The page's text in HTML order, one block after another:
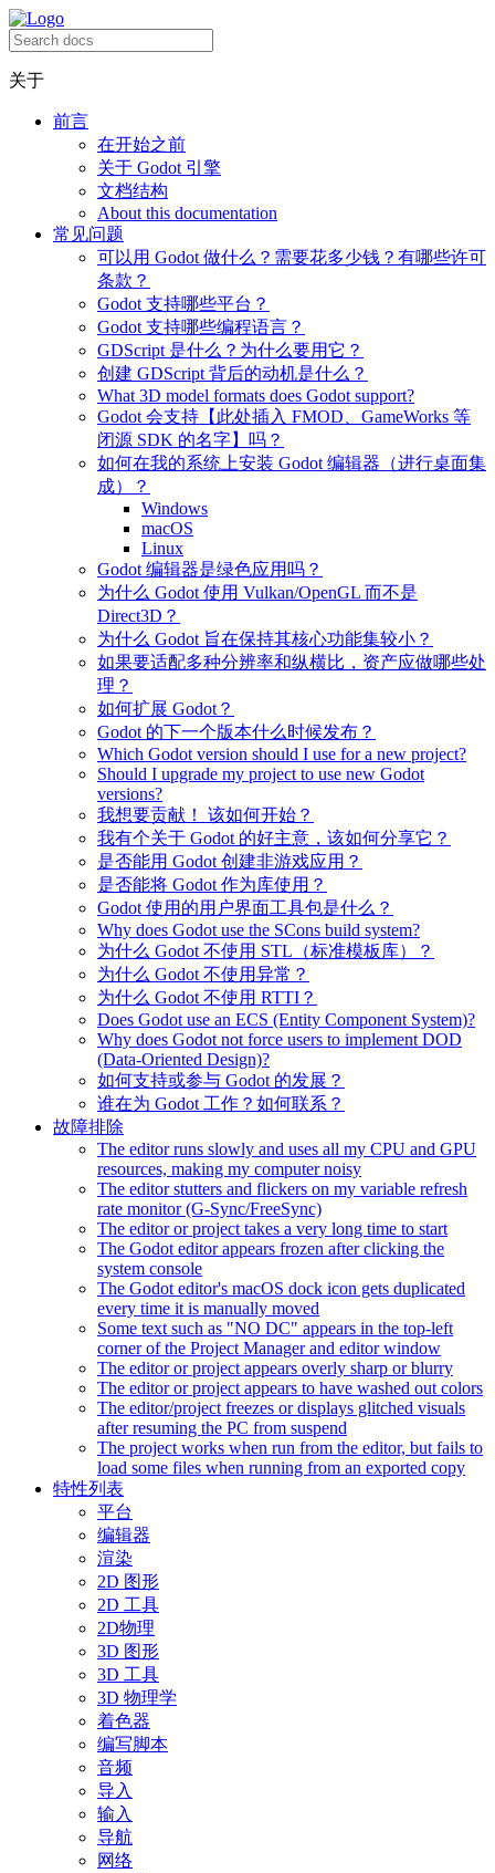
关于
前言
在开始之前
关于 Godot 引擎
文档结构
About this documentation
常见问题
可以用 Godot 做什么？需要花多少钱？有哪些许可
条款？
Godot 支持哪些平台？
Godot 支持哪些编程语言？
GDScript 是什么？为什么要用它？
创建 GDScript 背后的动机是什么？
What 3D model formats does Godot support?
Godot 会支持【此处插入 FMOD、GameWorks 等
闭源 SDK 的名字】吗？
如何在我的系统上安装 Godot 编辑器（进行桌面集
成）？
Windows
macOS
Linux
Godot 编辑器是绿色应用吗？
为什么 Godot 使用 Vulkan/OpenGL 而不是
Direct3D？
为什么 Godot 旨在保持其核心功能集较小？
如果要适配多种分辨率和纵横比，资产应做哪些处
理？
如何扩展 Godot？
Godot 的下一个版本什么时候发布？
Which Godot version should I use for a new project?
Should I upgrade my project to use new Godot
versions?
我想要贡献！ 该如何开始？
我有个关于 Godot 的好主意，该如何分享它？
是否能用 Godot 创建非游戏应用？
是否能将 Godot 作为库使用？
Godot 使用的用户界面工具包是什么？
Why does Godot use the SCons build system?
为什么 Godot 不使用 STL（标准模板库）？
为什么 Godot 不使用异常？
为什么 Godot 不使用 RTTI？
Does Godot use an ECS (Entity Component System)?
Why does Godot not force users to implement DOD
(Data-Oriented Design)?
如何支持或参与 Godot 的发展？
谁在为 Godot 工作？如何联系？
故障排除
The editor runs slowly and uses all my CPU and GPU
resources, making my computer noisy
The editor stutters and flickers on my variable refresh
rate monitor (G-Sync/FreeSync)
The editor or project takes a very long time to start
The Godot editor appears frozen after clicking the
system console
The Godot editor's macOS dock icon gets duplicated
every time it is manually moved
Some text such as "NO DC" appears in the top-left
corner of the Project Manager and editor window
The editor or project appears overly sharp or blurry
The editor or project appears to have washed out colors
The editor/project freezes or displays glitched visuals
after resuming the PC from suspend
The project works when run from the editor, but fails to
load some files when running from an exported copy
特性列表
平台
编辑器
渲染
2D 图形
2D 工具
2D物理
3D 图形
3D 工具
3D 物理学
着色器
编写脚本
音频
导入
输入
导航
网络